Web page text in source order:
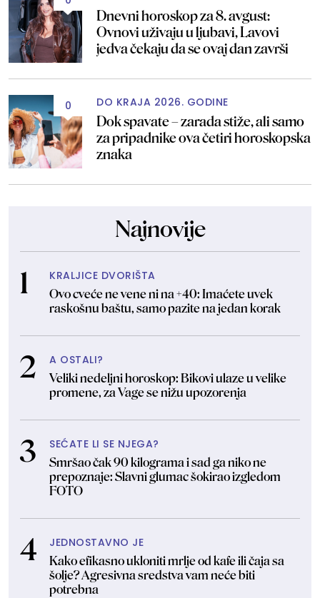
Dnevni horoskop za 8. avgust:
Ovnovi uživaju u ljubavi, Lavovi
jedva čekaju da se ovaj dan završi
0 DO KRAJA 2026. GODINE
Dok spavate – zarada stiže, ali samo
za pripadnike ova četiri horoskopska
znaka
Najnovije
KRALJICE DVORIŠTA
Ovo cveće ne vene ni na +40: Imaćete uvek
raskošnu baštu, samo pazite na jedan korak
A OSTALI?
Veliki nedeljni horoskop: Bikovi ulaze u velike
promene, za Vage se nižu upozorenja
SEĆATE LI SE NJEGA?
Smršao čak 90 kilograma i sad ga niko ne
prepoznaje: Slavni glumac šokirao izgledom
FOTO
JEDNOSTAVNO JE
Kako efikasno ukloniti mrlje od kafe ili čaja sa
šolje? Agresivna sredstva vam neće biti
potrebna